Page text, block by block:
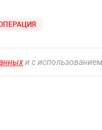
и с